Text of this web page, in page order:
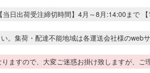
当日出荷受注締切時間】4月～8月:14:00まで
集荷・配達不能地域は各運送会社様のwebサ
すので、大変ご迷惑お掛け致しますが、ご